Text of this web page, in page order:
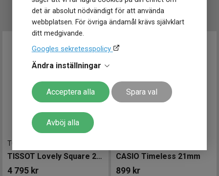
det är absolut nödvändigt för att använda
webbplatsen. För övriga ändamål krävs självklart
ditt medgivande.
Googles sekretesspolicy
Ändra inställningar
Acceptera alla Spara val
Avböj alla
UTVALT FÖR DIG
T0581093303100
TISSOT Lovely Square 20mm
4 795 kr
CASIO Timeless 21mm
899 kr